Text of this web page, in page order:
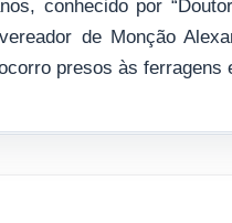
conhecido por
de Monção
presos às ferragens